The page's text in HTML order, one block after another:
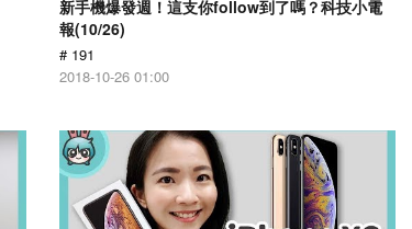
新手機爆發週！這支你follow到了嗎？科技小電
報(10/26)
# 191
2018-10-26 01:00